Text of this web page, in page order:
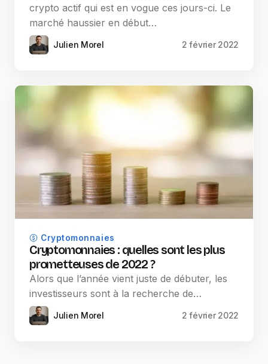
crypto actif qui est en vogue ces jours-ci. Le
marché haussier en début…
Julien Morel 2 février 2022
Cryptomonnaies
Cryptomonnaies : quelles sont les plus
prometteuses de 2022 ?
Alors que l’année vient juste de débuter, les
investisseurs sont à la recherche de…
Julien Morel 2 février 2022